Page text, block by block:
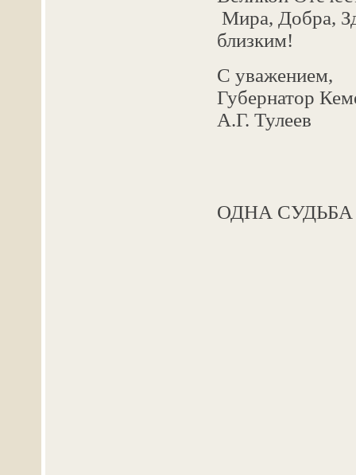
Мира, Добра,
близким!
С уважением,
А.Г. Тулеев
ОДНА